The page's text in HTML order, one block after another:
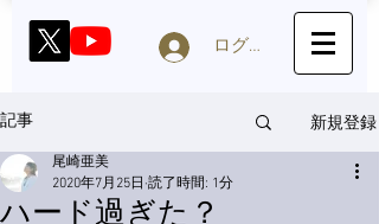
ログイン
記事 新規登録
ハード過ぎた？
尾崎亜美
2020年7月25日 読了時間: 1分